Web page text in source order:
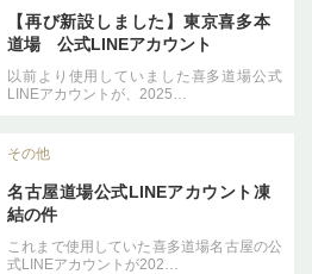
【再び新設しました】東京喜多本
道場 公式LINEアカウント
以前より使用していました喜多道場公式
LINEアカウントが、2025…
その他
名古屋道場公式LINEアカウント凍
結の件
これまで使用していた喜多道場名古屋の公
式LINEアカウントが202…